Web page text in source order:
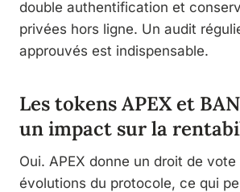
double authentification et
privées hors ligne. Un audit
approuvés est indispensable.
Les tokens APEX et
un impact sur la
Oui. APEX donne un droit de vote
évolutions du protocole, ce qui